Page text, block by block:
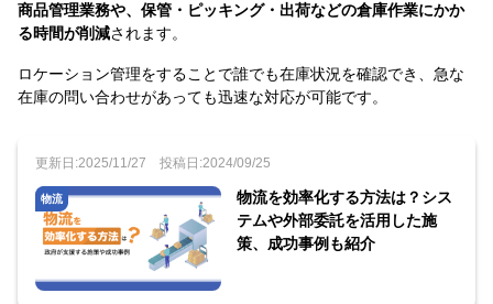
商品管理業務や、保管・ピッキング・出荷などの倉庫作業にかか
る時間が削減されます。
ロケーション管理をすることで誰でも在庫状況を確認でき、急な
在庫の問い合わせがあっても迅速な対応が可能です。
更新日:2025/11/27 投稿日:2024/09/25
物流
物流を効率化する方法は？シス
テムや外部委託を活用した施
策、成功事例も紹介